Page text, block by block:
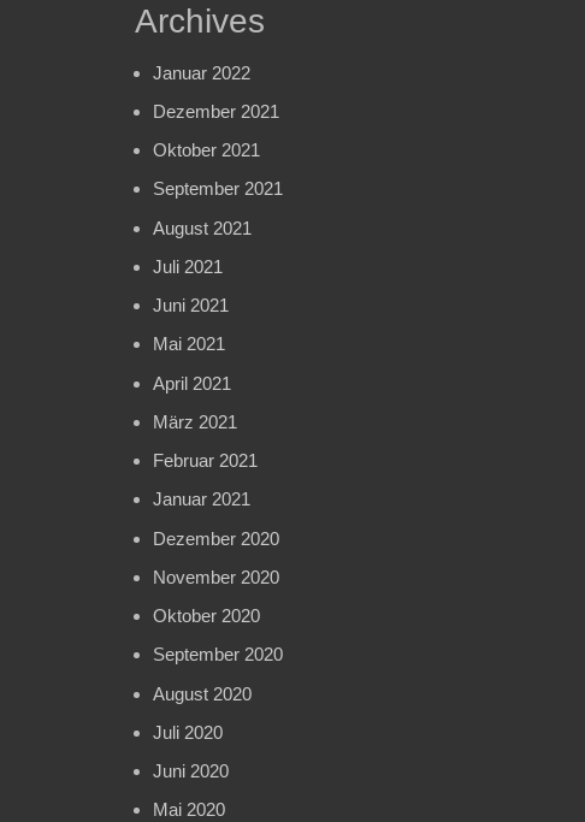
Archives
Januar 2022
Dezember 2021
Oktober 2021
September 2021
August 2021
Juli 2021
Juni 2021
Mai 2021
April 2021
März 2021
Februar 2021
Januar 2021
Dezember 2020
November 2020
Oktober 2020
September 2020
August 2020
Juli 2020
Juni 2020
Mai 2020